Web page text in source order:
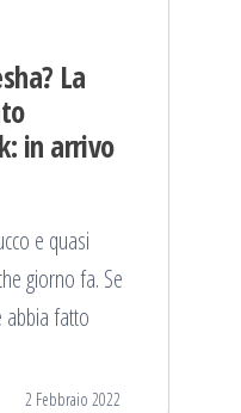
La
in arrivo
e quasi
giorno fa. Se
abbia fatto
2 Febbraio 2022